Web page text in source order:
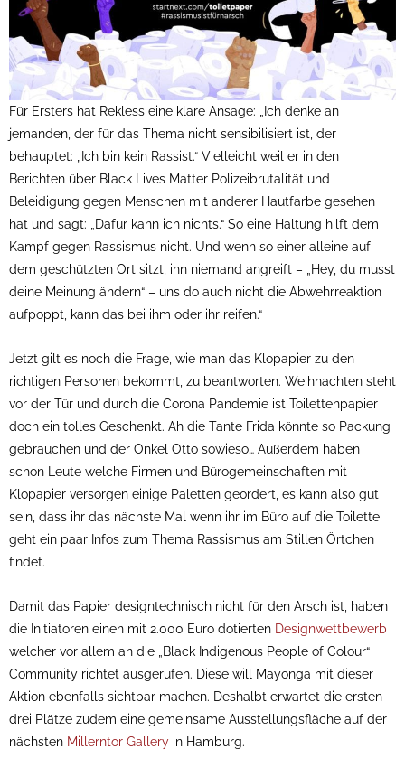
Für Ersters hat Rekless eine klare Ansage: „Ich denke an
jemanden, der für das Thema nicht sensibilisiert ist, der
behauptet: „Ich bin kein Rassist.“ Vielleicht weil er in den
Berichten über Black Lives Matter Polizeibrutalität und
Beleidigung gegen Menschen mit anderer Hautfarbe gesehen
hat und sagt: „Dafür kann ich nichts.“ So eine Haltung hilft dem
Kampf gegen Rassismus nicht. Und wenn so einer alleine auf
dem geschützten Ort sitzt, ihn niemand angreift – „Hey, du musst
deine Meinung ändern“ – uns do auch nicht die Abwehrreaktion
aufpoppt, kann das bei ihm oder ihr reifen.“
Jetzt gilt es noch die Frage, wie man das Klopapier zu den
richtigen Personen bekommt, zu beantworten. Weihnachten steht
vor der Tür und durch die Corona Pandemie ist Toilettenpapier
doch ein tolles Geschenkt. Ah die Tante Frida könnte so Packung
gebrauchen und der Onkel Otto sowieso… Außerdem haben
schon Leute welche Firmen und Bürogemeinschaften mit
Klopapier versorgen einige Paletten geordert, es kann also gut
sein, dass ihr das nächste Mal wenn ihr im Büro auf die Toilette
geht ein paar Infos zum Thema Rassismus am Stillen Örtchen
findet.
Damit das Papier designtechnisch nicht für den Arsch ist, haben
die Initiatoren einen mit 2.000 Euro dotierten Designwettbewerb
welcher vor allem an die „Black Indigenous People of Colour“
Community richtet ausgerufen. Diese will Mayonga mit dieser
Aktion ebenfalls sichtbar machen. Deshalbt erwartet die ersten
drei Plätze zudem eine gemeinsame Ausstellungsfläche auf der
nächsten Millerntor Gallery in Hamburg.